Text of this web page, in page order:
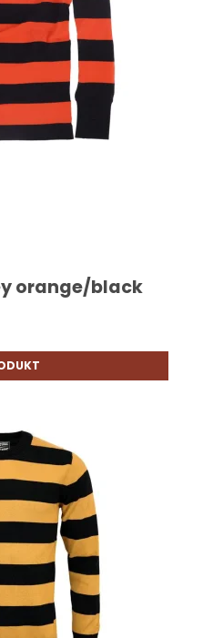
orange/black